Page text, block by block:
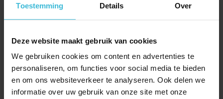
Toestemming Details Over
Deze website maakt gebruik van cookies
We gebruiken cookies om content en advertenties te
personaliseren, om functies voor social media te bieden
en om ons websiteverkeer te analyseren. Ook delen we
informatie over uw gebruik van onze site met onze
Nachthoreca krijgt extra